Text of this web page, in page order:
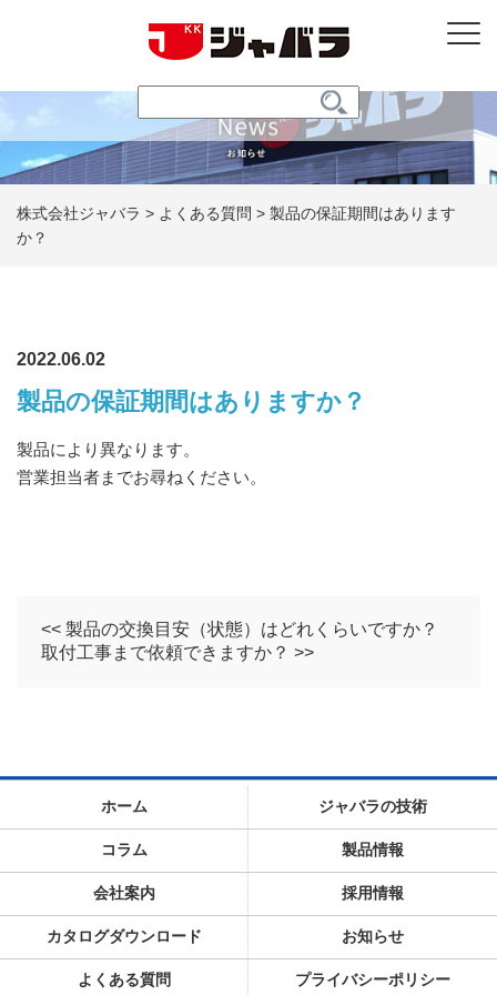
株式会社ジャバラ > よくある質問 > 製品の保証期間はあります
か？
2022.06.02
製品の保証期間はありますか？
製品により異なります。
営業担当者までお尋ねください。
<< 製品の交換目安（状態）はどれくらいですか？
取付工事まで依頼できますか？ >>
ホーム ジャバラの技術
コラム 製品情報
会社案内 採用情報
カタログダウンロード お知らせ
よくある質問 プライバシーポリシー